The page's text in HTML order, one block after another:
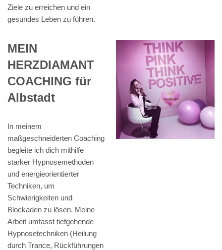
Ziele zu erreichen und ein
gesundes Leben zu führen.
MEIN
HERZDIAMANT
COACHING für
Albstadt
In meinem
maßgeschneiderten Coaching
begleite ich dich mithilfe
starker Hypnosemethoden
und energieorientierter
Techniken, um
Schwierigkeiten und
Blockaden zu lösen. Meine
Arbeit umfasst tiefgehende
Hypnosetechniken (Heilung
durch Trance, Rückführungen